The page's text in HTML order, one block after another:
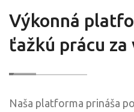
Výkonná
ťažkú prácu za
Naša platforma prináša